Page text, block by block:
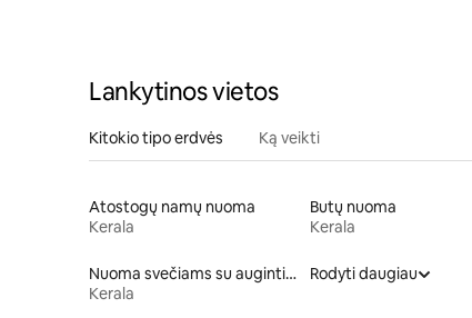
Lankytinos vietos
Kitokio tipo erdvės Ką veikti
Atostogų namų nuoma
Kerala
Butų nuoma
Kerala
Nuoma svečiams su augintiniais
Kerala
Rodyti daugiau